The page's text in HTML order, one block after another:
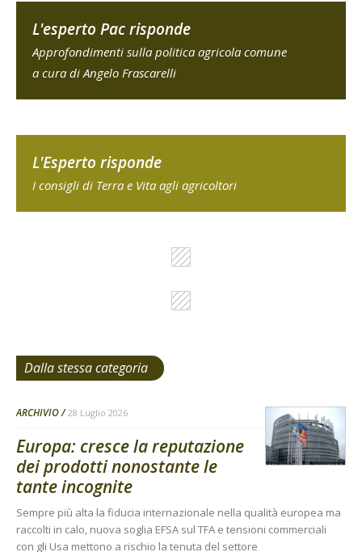
L'esperto Pac risponde
Approfondimenti sulla politica agricola comune
a cura di Angelo Frascarelli
L'Esperto risponde
I consigli di Terra e Vita agli agricoltori
Dalla stessa categoria
ARCHIVIO 28 Luglio 2026
Europa: cresce la reputazione
dei prodotti nonostante le
tante incognite
Sempre più alta la fiducia internazionale nella qualità europea ma
raccolti in calo, nuova soglia EFSA sul TFA e tensioni commerciali
con gli Usa mettono a rischio la tenuta del settore